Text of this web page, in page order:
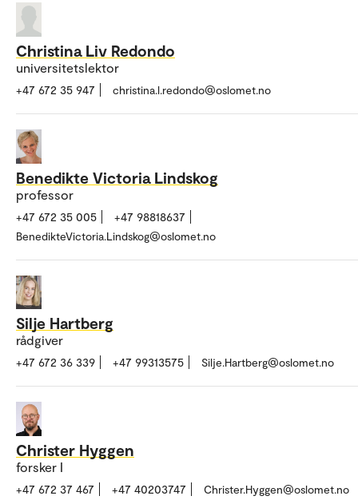
Christina Liv Redondo
universitetslektor
+47 672 35 947 christina.l.redondo@oslomet.no
Benedikte Victoria Lindskog
professor
+47 672 35 005
+47 98818637
BenedikteVictoria.Lindskog@oslomet.no
Silje Hartberg
rådgiver
+47 672 36 339 +47 99313575 Silje.Hartberg@oslomet.no
Christer Hyggen
forsker I
+47 672 37 467 +47 40203747 Christer.Hyggen@oslomet.no